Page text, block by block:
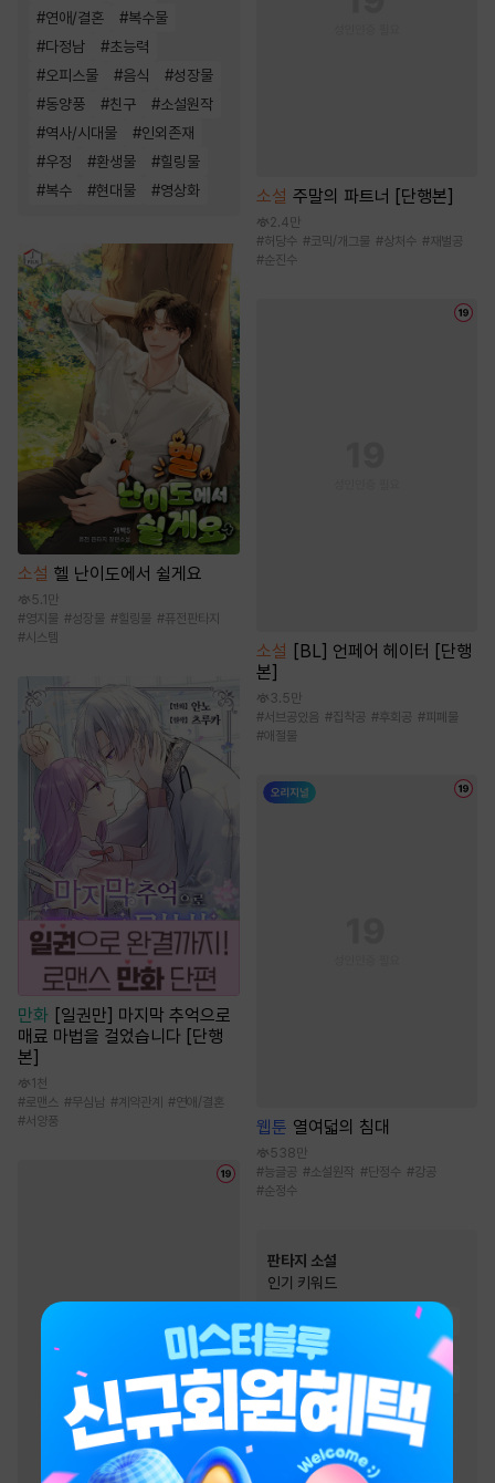
#연애/결혼 #복수물
#다정남 #초능력
#오피스물 #음식 #성장물
#동양풍 #친구 #소설원작
#역사/시대물 #인외존재
#우정 #환생물 #힐링물
#복수 #현대물 #영상화
소설 헬 난이도에서 쉴게요
5.1만
#영지물 #성장물 # 힐링물 #퓨전판타지
#시스템
만화
[일권만] 마지막 추억으로
매료 마법을 걸었습니다 [단행
본]
1천
#로맨스 #무심남 # 계약관계 #연애/결혼
#서양풍
소설 주말의 파트너 [단행본]
2.4만
#허당수 #코믹/개그물 #상처수 #재벌공
#순진수
소설
[BL] 언페어 헤이터 [단행
본]
3.5만
#서브공있음 #집착공 #후회공 #피폐물
#애절물
웹툰 열여덟의 침대
538만
#능글공 #소설원작 #단정수 #강공
#순정수
판타지 소설
인기 키워드
성장물
재벌물
#전쟁물
천재
#환생물 #회귀물 #비장함
# 경영/기업 #게임시스템
#전문직 #먼치킨
스포츠물 #차원이동물